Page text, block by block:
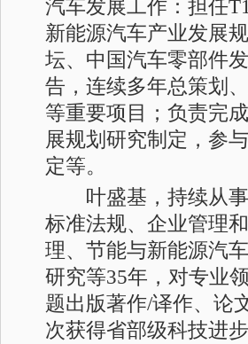
汽车发展工作：担任
新能源汽车产业发展
坛、中国汽车零部件
告，连续多年总策划
等重要项目；负责完
展规划研究制定，参
定等。
叶盛基，持续从事
标准法规、企业管理
理、节能与新能源汽
研究等35年，对专业
题出版著作/译作、论
次获得省部级科技